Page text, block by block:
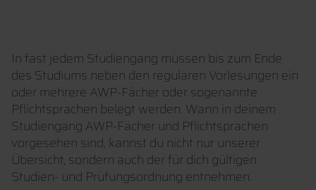
In fast jedem Studiengang müssen bis zum Ende
des Studiums neben den regulären Vorlesungen ein
oder mehrere AWP-Fächer oder sogenannte
Pflichtsprachen belegt werden. Wann in deinem
Studiengang AWP-Fächer und Pflichtsprachen
vorgesehen sind, kannst du nicht nur unserer
Übersicht, sondern auch der für dich gültigen
Studien- und Prüfungsordnung entnehmen.